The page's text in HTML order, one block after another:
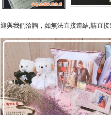
迎與我們洽詢，如無法直接連結,請直接